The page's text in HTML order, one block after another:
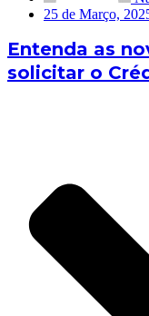
25 de Março,
Entenda as
solicitar o